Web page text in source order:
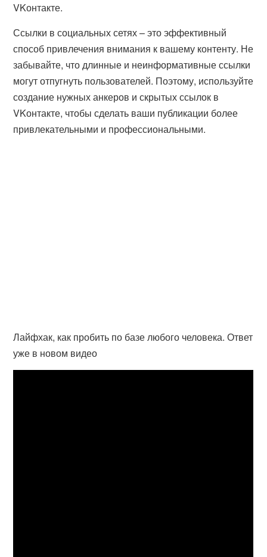
VKонтакте.
Ссылки в социальных сетях – это эффективный
способ привлечения внимания к вашему контенту. Не
забывайте, что длинные и неинформативные ссылки
могут отпугнуть пользователей. Поэтому, используйте
создание нужных анкеров и скрытых ссылок в
VKонтакте, чтобы сделать ваши публикации более
привлекательными и профессиональными.
Лайфхак, как пробить по базе любого человека. Ответ
уже в новом видео